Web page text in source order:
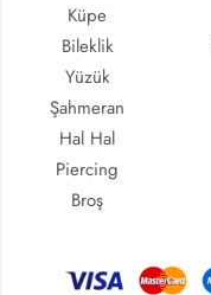
Küpe
Bileklik
Yüzük
Şahmeran
Hal Hal
Piercing
Broş